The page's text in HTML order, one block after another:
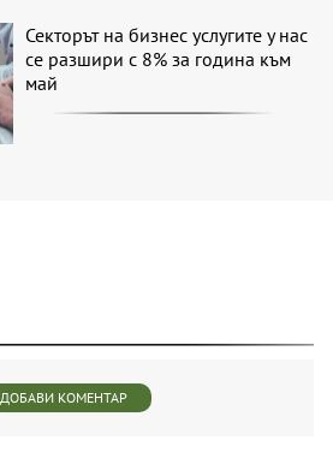
Секторът на бизнес услугите у нас
се разшири с 8% за година към
май
ДОБАВИ КОМЕНТАР